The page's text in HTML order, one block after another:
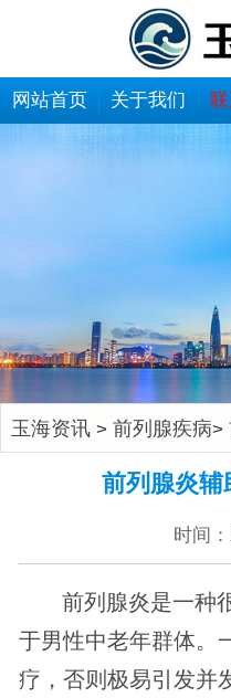
网站首页 关于我们
玉海资讯> 前列腺疾病>
前列腺炎辅
时间
前列腺炎是一种
于男性中老年群体。
疗，否则极易引发并